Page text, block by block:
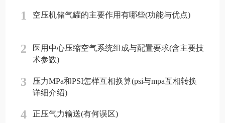
1 空压机储气罐的主要作用有哪些(功能与优点)
2
医用中心压缩空气系统组成与配置要求(含主要技
术参数)
3
压力MPa和PSI怎样互相换算(psi与mpa互相转换
详细介绍)
4 正压气力输送(有何误区)